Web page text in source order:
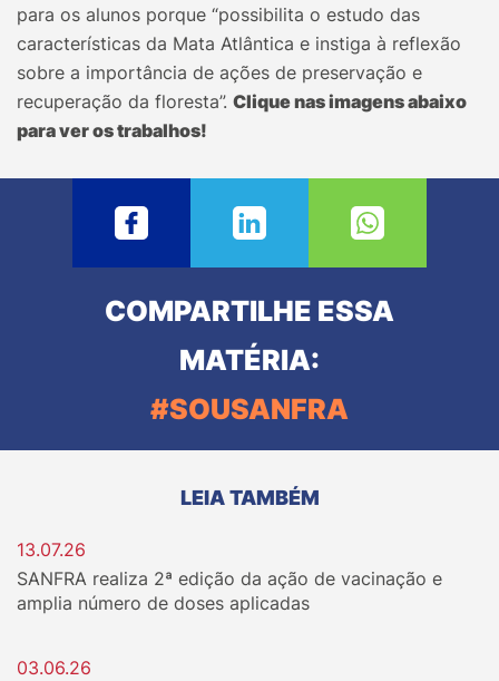
para os alunos porque “possibilita o estudo das
características da Mata Atlântica e instiga à reflexão
sobre a importância de ações de preservação e
recuperação da floresta”. Clique nas imagens abaixo
para ver os trabalhos!
COMPARTILHE ESSA
MATÉRIA:
#SOUSANFRA
LEIA TAMBÉM
13.07.26
SANFRA realiza 2ª edição da ação de vacinação e
amplia número de doses aplicadas
03.06.26